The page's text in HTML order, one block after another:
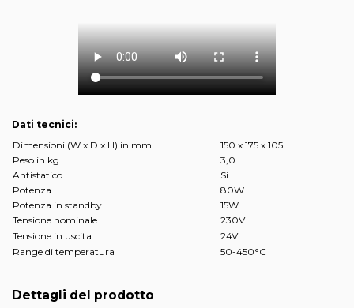
Dati tecnici:
Dimensioni (W x D x H) in mm
150 x 175 x 105
Peso in kg
3,0
Antistatico
Si
Potenza
80W
Potenza in standby
15W
Tensione nominale
230V
Tensione in uscita
24V
Range di temperatura
50-450°C
Dettagli del prodotto